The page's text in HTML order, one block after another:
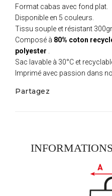
Format cabas avec fond plat.
Disponible en 5 couleurs.
Tissu souple et résistant 300gr.
Composé à 80% coton
polyester
Sac lavable à 30°C et
Imprimé avec passion dans
Partagez